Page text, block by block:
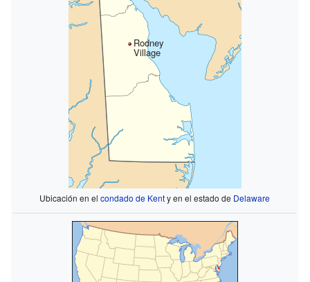
Rodney
Village
Ubicación en elcondado de Kenty en el estado de Delaware